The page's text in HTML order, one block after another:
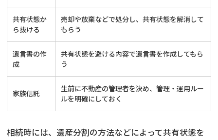
共有状態か
ら抜ける
売却や放棄などで処分し、共有状態を解消して
もらう
遺言書の作
成
共有状態を避ける内容で遺言書を作成してもら
う
家族信託
生前に不動産の管理者を決め、管理・運用ルー
ルを明確にしておく
相続時には、遺産分割の方法などによって共有状態を